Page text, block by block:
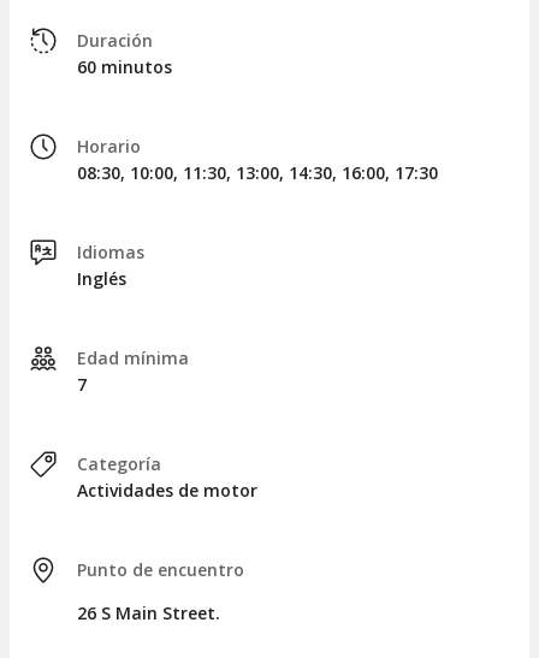
Requisitos
Para poder conducir el quad, es necesario ser mayor de 18
acompañantes en el vehículo.
Recuerda que
los precios son por vehículo, no por
Duración
60 minutos
Horario
08:30, 10:00, 11:30, 13:00, 14:30, 16:00, 17:30
Idiomas
Inglés
Edad mínima
7
Categoría
Actividades de motor
Punto de encuentro
26 S Main Street.